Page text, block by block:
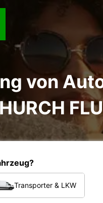
von
Transporter & LKW